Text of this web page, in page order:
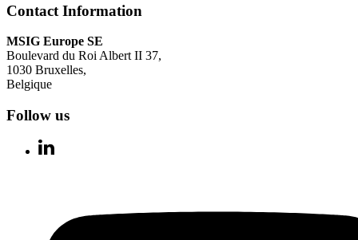
Contact Information
MSIG Europe SE
Boulevard du Roi Albert II 37,
1030 Bruxelles,
Belgique
Follow us